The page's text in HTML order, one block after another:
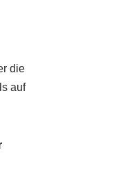
die
auf